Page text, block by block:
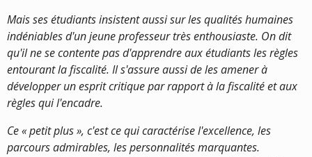
Mais ses étudiants insistent aussi sur les qualités humaines
indéniables d'un jeune professeur très enthousiaste. On dit
qu'il ne se contente pas d'apprendre aux étudiants les règles
entourant la fiscalité. Il s'assure aussi de les amener à
développer un esprit critique par rapport à la fiscalité et aux
règles qui l'encadre.
Ce « petit plus », c'est ce qui caractérise l'excellence, les
parcours admirables, les personnalités marquantes.